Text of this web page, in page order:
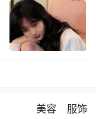
美容 服饰